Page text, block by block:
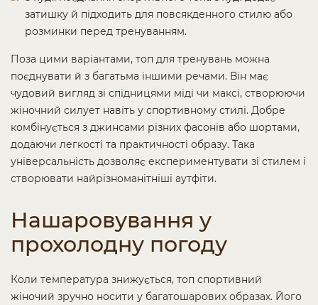
затишку й підходить для повсякденного стилю або
розминки перед тренуванням.
Поза цими варіантами, топ для тренувань можна
поєднувати й з багатьма іншими речами. Він має
чудовий вигляд зі спідницями міді чи максі, створюючи
жіночний силует навіть у спортивному стилі. Добре
комбінується з джинсами різних фасонів або шортами,
додаючи легкості та практичності образу. Така
універсальність дозволяє експериментувати зі стилем і
створювати найрізноманітніші аутфіти.
Нашаровування у
прохолодну погоду
Коли температура знижується, топ спортивний
жіночий зручно носити у багатошарових образах. Його